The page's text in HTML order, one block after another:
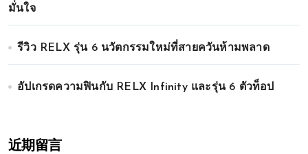
มั่นใจ
รีวิว RELX รุ่น 6 นวัตกรรมใหม่ที่สายควันห้ามพลาด
อัปเกรดความฟินกับ RELX Infinity และรุ่น 6 ตัวท็อป
近期留言